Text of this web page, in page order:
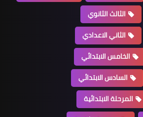
الثالث الثانوي
الثاني الاعدادي
الخامس الابتدائي
السادس الابتدائي
المرحلة الابتدائية